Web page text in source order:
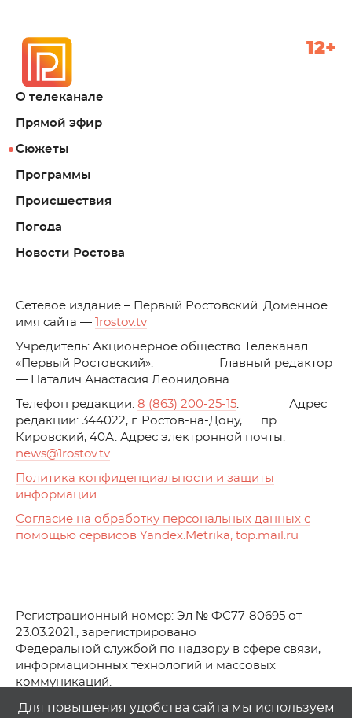
О телеканале
Прямой эфир
Сюжеты
Программы
Происшествия
Погода
Новости Ростова
12+
Cетевое издание – Первый Ростовский. Доменное
имя сайта —
1rostov.tv
Учредитель: Акционерное общество Телеканал
«Первый Ростовский». Главный редактор
— Наталич Анастасия Леонидовна.
Телефон редакции: 8 (863) 200-25-15. Адрес
редакции: 344022, г. Ростов-на-Дону, пр.
Кировский, 40А. Адрес электронной почты:
news@1rostov.tv
Политика конфиденциальности и защиты
информации
Согласие на обработку персональных данных с
помощью сервисов Yandex.Metrika, top.mail.ru
Регистрационный номер: Эл № ФС77-80695 от
23.03.2021., зарегистрировано
Федеральной службой по надзору в сфере связи,
информационных технологий и массовых
коммуникаций.
© АО Телеканал «Первый Ростовский» (2021-2025)
Для повышения удобства сайта мы используем